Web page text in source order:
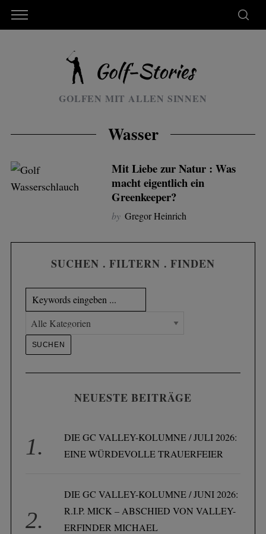
GOLFEN MIT ALLEN SINNEN
Wasser
Mit Liebe zur Natur : Was
macht eigentlich ein
Greenkeeper?
by Gregor Heinrich
SUCHEN . FILTERN . FINDEN
NEUESTE BEITRÄGE
DIE GC VALLEY-KOLUMNE / JULI 2026:
EINE WÜRDEVOLLE TRAUERFEIER
DIE GC VALLEY-KOLUMNE / JUNI 2026:
R.I.P. MICK – ABSCHIED VON VALLEY-
ERFINDER MICHAEL